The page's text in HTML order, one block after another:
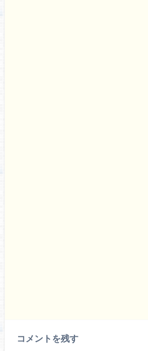
コメントを残す